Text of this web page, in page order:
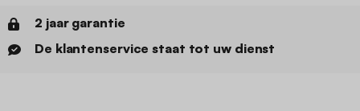
2 jaar garantie
De klantenservice staat tot uw dienst